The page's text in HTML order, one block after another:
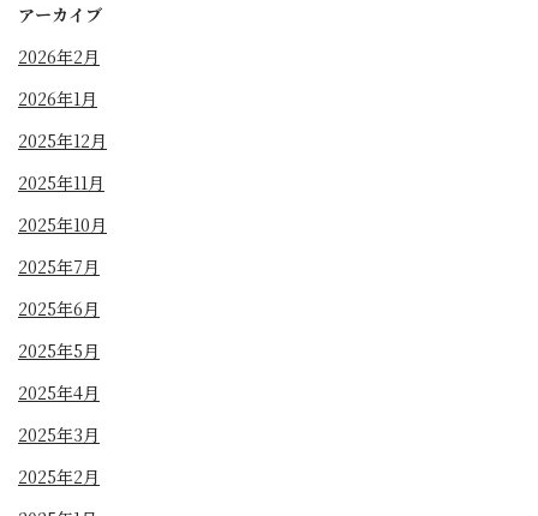
アーカイブ
2026年2月
2026年1月
2025年12月
2025年11月
2025年10月
2025年7月
2025年6月
2025年5月
2025年4月
2025年3月
2025年2月